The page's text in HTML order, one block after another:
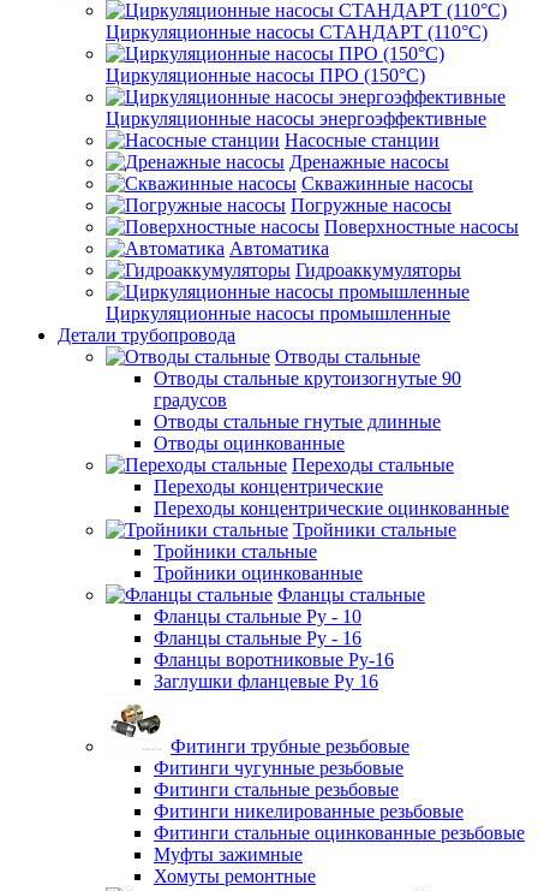
Циркуляционные насосы СТАНДАРТ (110°C)
Циркуляционные насосы ПРО (150°C)
Циркуляционные насосы энергоэффективные
Насосные станции
Дренажные насосы
Скважинные насосы
Погружные насосы
Поверхностные насосы
Автоматика
Гидроаккумуляторы
Циркуляционные насосы промышленные
Детали трубопровода
Отводы стальные
Отводы стальные крутоизогнутые 90
градусов
Отводы стальные гнутые длинные
Отводы оцинкованные
Переходы стальные
Переходы концентрические
Переходы концентрические оцинкованные
Тройники стальные
Тройники стальные
Тройники оцинкованные
Фланцы стальные
Фланцы стальные Ру - 10
Фланцы стальные Ру - 16
Фланцы воротниковые Ру-16
Заглушки фланцевые Ру 16
Фитинги трубные резьбовые
Фитинги чугунные резьбовые
Фитинги стальные резьбовые
Фитинги никелированные резьбовые
Фитинги стальные оцинкованные резьбовые
Муфты зажимные
Хомуты ремонтные